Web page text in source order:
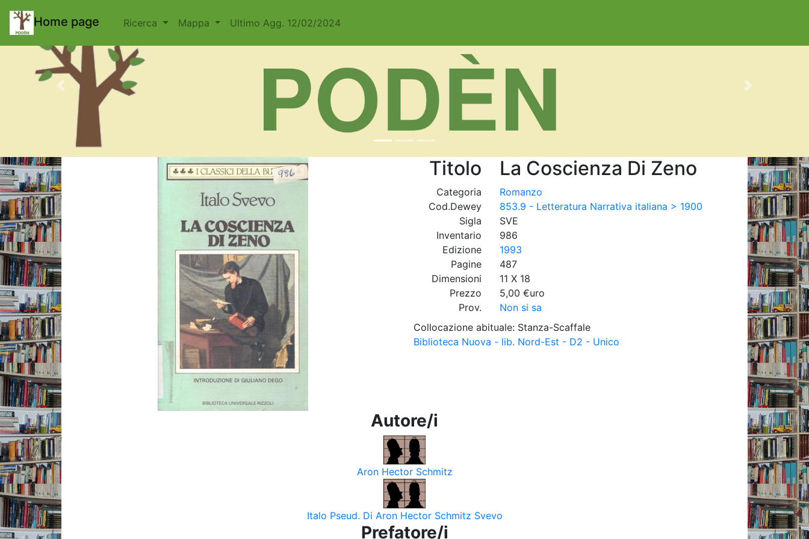
Home page Ricerca Mappa Ultimo Agg. 12/02/2024
Previous Next
Titolo La Coscienza Di Zeno
Categoria
Romanzo
Cod.Dewey
853.9 - Letteratura Narrativa italiana > 1900
Sigla
SVE
Inventario
986
Edizione
1993
Pagine
487
Dimensioni
11 X 18
Prezzo
5,00 €uro
Prov.
Non si sa
Collocazione abituale: Stanza-Scaffale
Biblioteca Nuova - lib. Nord-Est - D2 - Unico
Autore/i
Aron Hector Schmitz
Italo Pseud. Di Aron Hector Schmitz Svevo
Prefatore/i